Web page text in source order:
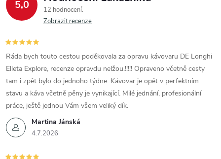
5,0
12 hodnocení
Zobrazit recenze
Martina Jánská
4.7.2026
Ráda bych touto cestou poděkovala za opravu kávovaru DE Longhi
Elleta Explore, recenze opravdu nelžou.!!!!! Opraveno včetně cesty
tam i zpět bylo do jednoho týdne. Kávovar je opět v perfektním
stavu a káva včetně pěny je vynikající. Milé jednání, profesionální
práce, ještě jednou Vám všem veliký dík.